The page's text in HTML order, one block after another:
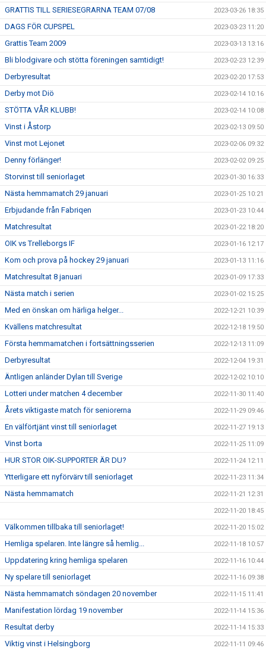
GRATTIS TILL SERIESEGRARNA TEAM 07/08 2023-03-26 18:35
DAGS FÖR CUPSPEL 2023-03-23 11:20
Grattis Team 2009 2023-03-13 13:16
Bli blodgivare och stötta föreningen samtidigt! 2023-02-23 12:39
Derbyresultat 2023-02-20 17:53
Derby mot Diö 2023-02-14 10:16
STÖTTA VÅR KLUBB! 2023-02-14 10:08
Vinst i Åstorp 2023-02-13 09:50
Vinst mot Lejonet 2023-02-06 09:32
Denny förlänger! 2023-02-02 09:25
Storvinst till seniorlaget 2023-01-30 16:33
Nästa hemmamatch 29 januari 2023-01-25 10:21
Erbjudande från Fabriqen 2023-01-23 10:44
Matchresultat 2023-01-22 18:20
OIK vs Trelleborgs IF 2023-01-16 12:17
Kom och prova på hockey 29 januari 2023-01-13 11:16
Matchresultat 8 januari 2023-01-09 17:33
Nästa match i serien 2023-01-02 15:25
Med en önskan om härliga helger... 2022-12-21 10:39
Kvällens matchresultat 2022-12-18 19:50
Första hemmamatchen i fortsättningsserien 2022-12-13 11:09
Derbyresultat 2022-12-04 19:31
Äntligen anländer Dylan till Sverige 2022-12-02 10:10
Lotteri under matchen 4 december 2022-11-30 11:40
Årets viktigaste match för seniorerna 2022-11-29 09:46
En välförtjänt vinst till seniorlaget 2022-11-27 19:13
Vinst borta 2022-11-25 11:09
HUR STOR OIK-SUPPORTER ÄR DU? 2022-11-24 12:11
Ytterligare ett nyförvärv till seniorlaget 2022-11-23 11:34
Nästa hemmamatch 2022-11-21 12:31
2022-11-20 18:45
Välkommen tillbaka till seniorlaget! 2022-11-20 15:02
Hemliga spelaren. Inte längre så hemlig... 2022-11-18 10:57
Uppdatering kring hemliga spelaren 2022-11-16 10:44
Ny spelare till seniorlaget 2022-11-16 09:38
Nästa hemmamatch söndagen 20 november 2022-11-15 11:41
Manifestation lördag 19 november 2022-11-14 15:36
Resultat derby 2022-11-14 15:33
Viktig vinst i Helsingborg 2022-11-11 09:46